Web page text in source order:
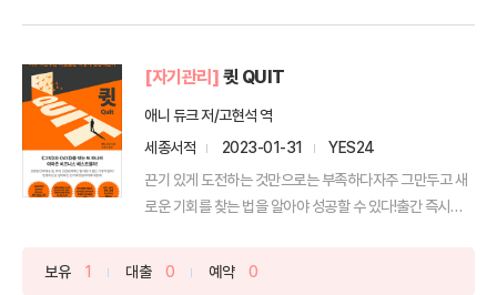
[자기관리] 큇 QUIT
애니 듀크 저/고현석 역
세종서적
2023-01-31
YES24
끈기 있게 도전하는 것만으로는 부족하다자주 그만두고 새
로운 기회를 찾는 법을 알아야 성공할 수 있다!출간 즉시
보유 1 대출 0 예약 0